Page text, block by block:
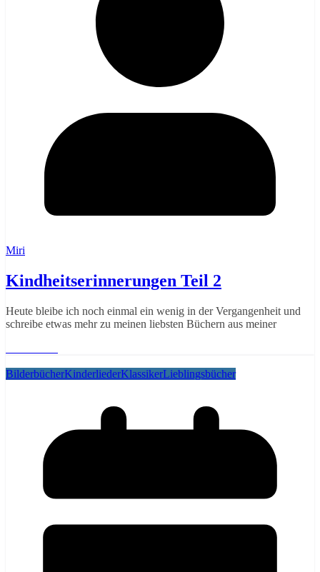
Miri
Kindheitserinnerungen Teil 2
Heute bleibe ich noch einmal ein wenig in der Vergangenheit und
schreibe etwas mehr zu meinen liebsten Büchern aus meiner
BilderbücherKinderliederKlassikerLieblingsbücher